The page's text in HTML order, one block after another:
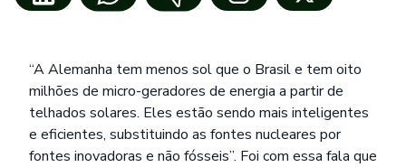
“A Alemanha tem menos sol que o Brasil e tem oito
milhões de micro-geradores de energia a partir de
telhados solares. Eles estão sendo mais inteligentes
e eficientes, substituindo as fontes nucleares por
fontes inovadoras e não fósseis”. Foi com essa fala que